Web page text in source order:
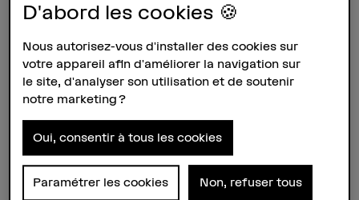
Swiss Center for
Care@home
D'abord les cookies 🍪
Nous autorisez-vous d'installer des cookies sur
votre appareil afin d'améliorer la navigation sur
le site, d'analyser son utilisation et de soutenir
notre marketing ?
Oui, consentir à tous les cookies
Paramétrer les cookies Non, refuser tous